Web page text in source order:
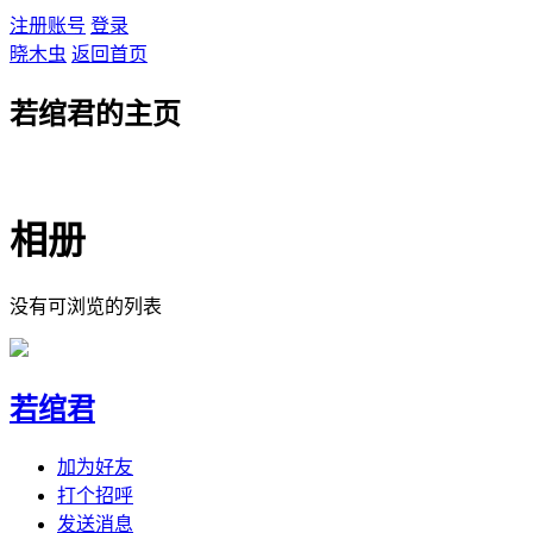
注册账号 登录
晓木虫 返回首页
若绾君的主页
相册
没有可浏览的列表
若绾君
加为好友
打个招呼
发送消息